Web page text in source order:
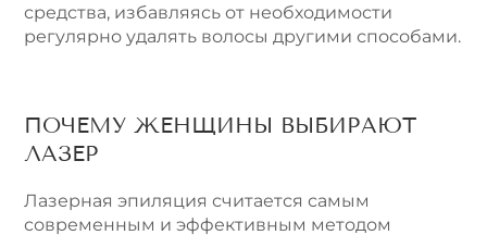
средства, избавляясь от необходимости
регулярно удалять волосы другими способами.
ПОЧЕМУ ЖЕНЩИНЫ ВЫБИРАЮТ
ЛАЗЕР
Лазерная эпиляция считается самым
современным и эффективным методом